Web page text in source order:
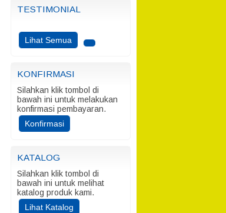
TESTIMONIAL
Lihat Semua
KONFIRMASI
Silahkan klik tombol di
bawah ini untuk melakukan
konfirmasi pembayaran.
Konfirmasi
KATALOG
Silahkan klik tombol di
bawah ini untuk melihat
katalog produk kami.
Lihat Katalog